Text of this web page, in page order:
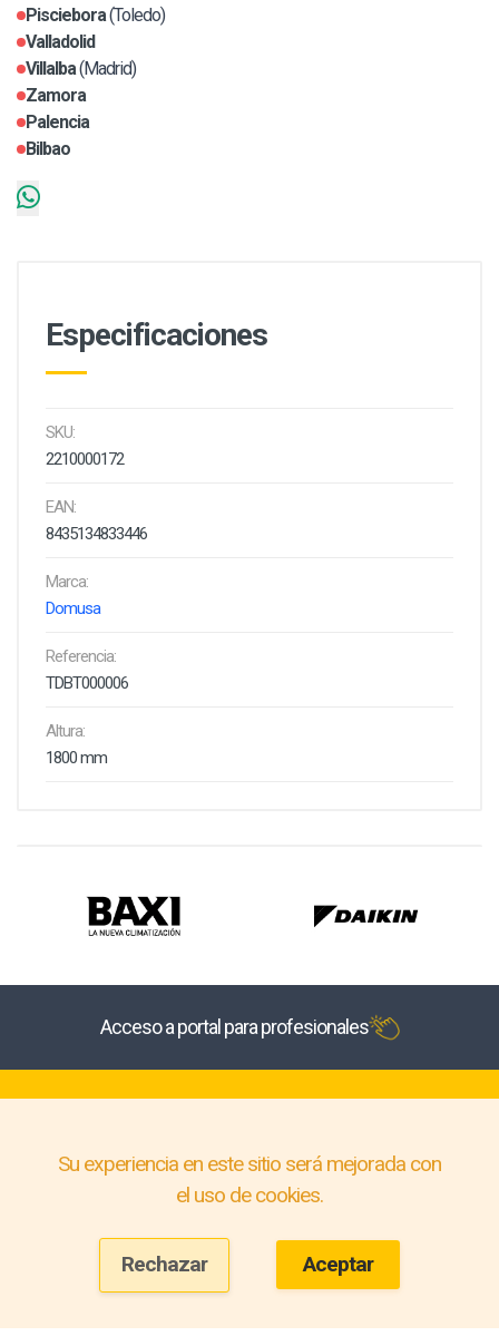
Pisciebora(Toledo)
Valladolid
Villalba(Madrid)
Zamora
Palencia
Bilbao
Especificaciones
SKU:
2210000172
EAN:
8435134833446
Marca:
Domusa
Referencia:
TDBT000006
Altura:
1800 mm
Acceso a portal para profesionales
Su experiencia en este sitio será mejorada con
el uso de cookies.
Rechazar Aceptar